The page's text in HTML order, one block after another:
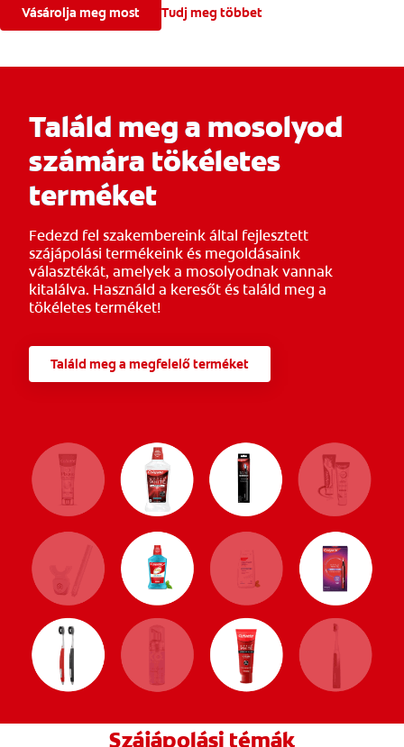
Vásárolja meg most Tudj meg többet
Találd meg a mosolyod
számára tökéletes
terméket
Fedezd fel szakembereink által fejlesztett
szájápolási termékeink és megoldásaink
választékát, amelyek a mosolyodnak vannak
kitalálva. Használd a keresőt és találd meg a
tökéletes terméket!
Találd meg a megfelelő terméket
Szájápolási témák